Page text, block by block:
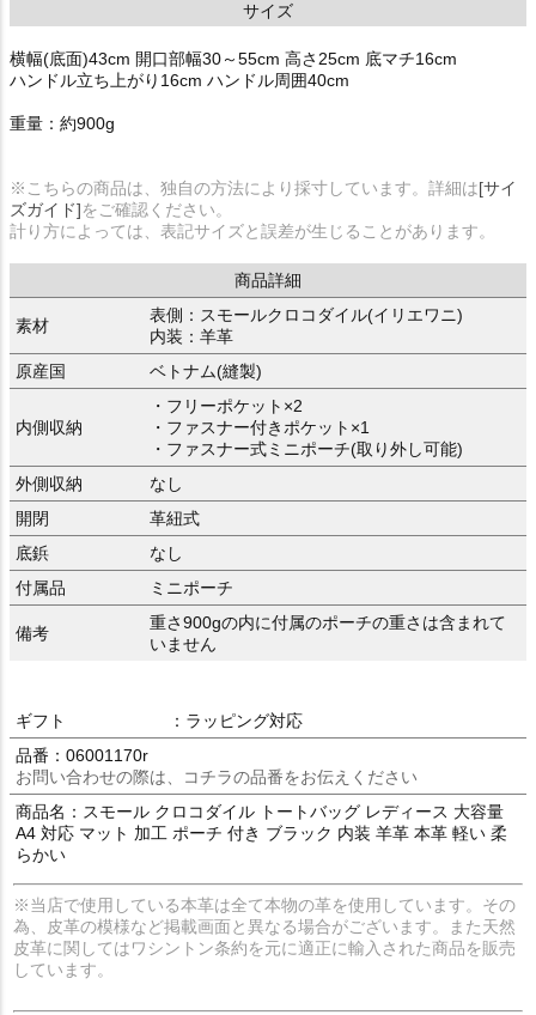
サイズ
横幅(底面)43cm 開口部幅30～55cm 高さ25cm 底マチ16cm
ハンドル立ち上がり16cm ハンドル周囲40cm
重量：約900g
※こちらの商品は、独自の方法により採寸しています。詳細は[サイ
ズガイド]をご確認ください。
計り方によっては、表記サイズと誤差が生じることがあります。
商品詳細
素材
表側：スモールクロコダイル(イリエワニ)
内装：羊革
原産国
ベトナム(縫製)
内側収納
・フリーポケット×2
・ファスナー付きポケット×1
・ファスナー式ミニポーチ(取り外し可能)
外側収納
なし
開閉
革紐式
底鋲
なし
付属品
ミニポーチ
備考
重さ900gの内に付属のポーチの重さは含まれて
いません
ギフト
：ラッピング対応
品番：06001170r
お問い合わせの際は、コチラの品番をお伝えください
商品名：スモール クロコダイル トートバッグ レディース 大容量
A4 対応 マット 加工 ポーチ 付き ブラック 内装 羊革 本革 軽い 柔
らかい
※当店で使用している本革は全て本物の革を使用しています。その
為、皮革の模様など掲載画面と異なる場合がございます。また天然
皮革に関してはワシントン条約を元に適正に輸入された商品を販売
しています。